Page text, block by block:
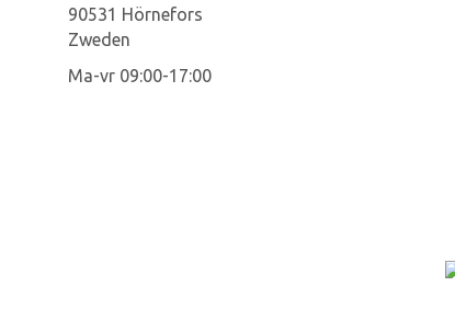
90531 Hörnefors
Zweden
Ma-vr 09:00-17:00